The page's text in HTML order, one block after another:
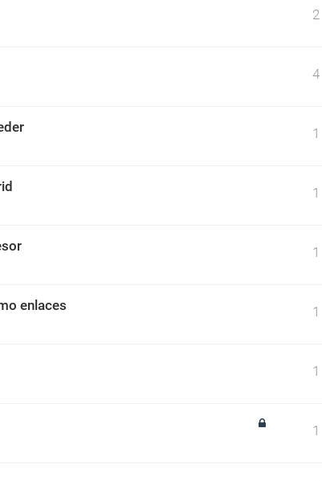
2
4
1
1
1
enlaces 1
1
1